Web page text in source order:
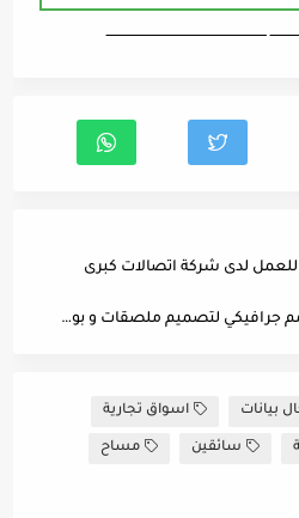
ـــــــــــــــــــــــــــــــــــــــــــــــــــــــــــــــــــ
عمل عن بعد، مطلوب مصمم جرافيكي لتصميم ملصقات و بوستات للإعلانات لاحدى الشركات في سحاب
بيانات اسواق تجارية
سائقين مساح